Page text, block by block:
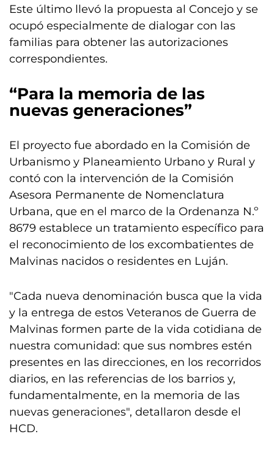
Este último llevó la propuesta al Concejo y se
ocupó especialmente de dialogar con las
familias para obtener las autorizaciones
correspondientes.
“Para la memoria de las
nuevas generaciones”
El proyecto fue abordado en la Comisión de
Urbanismo y Planeamiento Urbano y Rural y
contó con la intervención de la Comisión
Asesora Permanente de Nomenclatura
Urbana, que en el marco de la Ordenanza N.º
8679 establece un tratamiento específico para
el reconocimiento de los excombatientes de
Malvinas nacidos o residentes en Luján.
"Cada nueva denominación busca que la vida
y la entrega de estos Veteranos de Guerra de
Malvinas formen parte de la vida cotidiana de
nuestra comunidad: que sus nombres estén
presentes en las direcciones, en los recorridos
diarios, en las referencias de los barrios y,
fundamentalmente, en la memoria de las
nuevas generaciones", detallaron desde el
HCD.